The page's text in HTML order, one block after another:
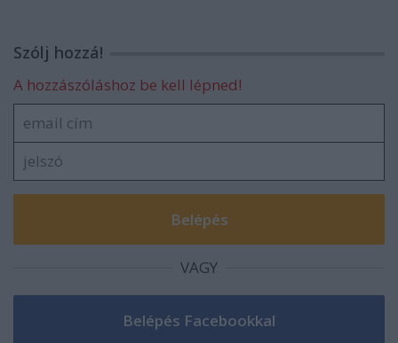
Szólj hozzá!
A hozzászóláshoz be kell lépned!
VAGY